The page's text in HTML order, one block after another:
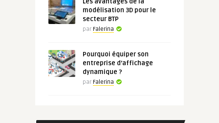
Les avantages de la
modélisation 3D pour le
secteur BTP
par Falerina
Pourquoi équiper son
entreprise d’affichage
dynamique ?
par Falerina